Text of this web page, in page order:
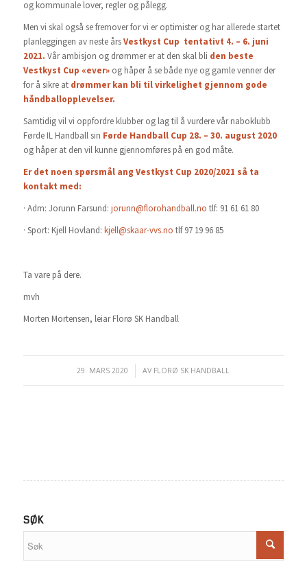
og kommunale lover, regler og pålegg.
Men vi skal også se fremover for vi er optimister og har allerede startet
planleggingen av neste årsVestkyst Cup tentativt 4. – 6. juni
2021. Vår ambisjon og drømmer er at den skal bli den beste
Vestkyst Cup «ever»og håper å se både nye og gamle venner der
for å sikre at drømmer kan bli til virkelighet gjennom gode
håndballopplevelser.
Samtidig vil vi oppfordre klubber og lag til å vurdere vår naboklubb
Førde IL Handball sin Førde Handball Cup 28. – 30. august 2020
og håper at den vil kunne gjennomføres på en god måte.
Er det noen spørsmål ang Vestkyst Cup 2020/2021 så ta
kontakt med:
· Adm: Jorunn Farsund: jorunn@florohandball.no tlf: 91 61 61 80
· Sport: Kjell Hovland: kjell@skaar-vvs.no tlf 97 19 96 85
Ta vare på dere.
mvh
Morten Mortensen, leiar Florø SK Handball
29. MARS 2020
/ AV FLORØ SK HANDBALL
SØK